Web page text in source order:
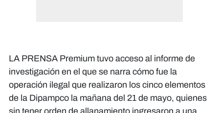
LA PRENSA Premium tuvo acceso al informe de
investigación en el que se narra cómo fue la
operación ilegal que realizaron los cinco elementos
de la Dipampco la mañana del 21 de mayo, quienes
sin tener orden de allanamiento ingresaron a una